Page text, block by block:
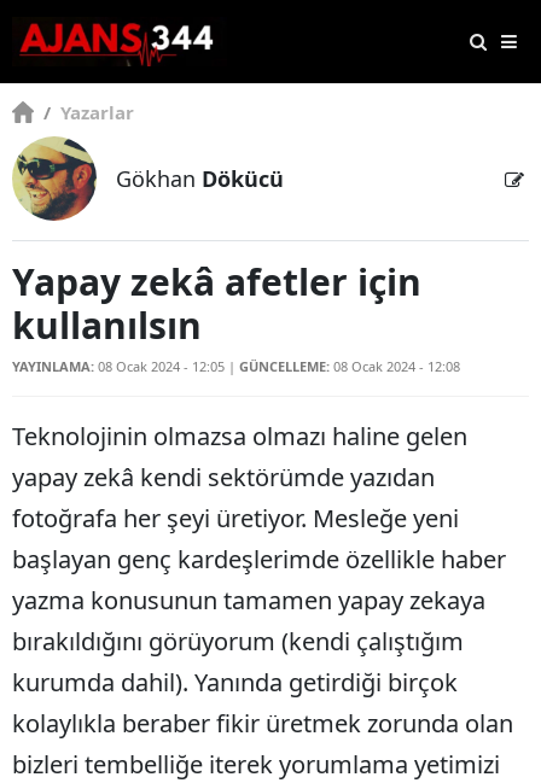
/ Yazarlar
Gökhan Dökücü
Yapay zekâ afetler için
kullanılsın
YAYINLAMA: 08 Ocak 2024 - 12:05 | GÜNCELLEME: 08 Ocak 2024 - 12:08
Teknolojinin olmazsa olmazı haline gelen
yapay zekâ kendi sektörümde yazıdan
fotoğrafa her şeyi üretiyor. Mesleğe yeni
başlayan genç kardeşlerimde özellikle haber
yazma konusunun tamamen yapay zekaya
bırakıldığını görüyorum (kendi çalıştığım
kurumda dahil). Yanında getirdiği birçok
kolaylıkla beraber fikir üretmek zorunda olan
bizleri tembelliğe iterek yorumlama yetimizi